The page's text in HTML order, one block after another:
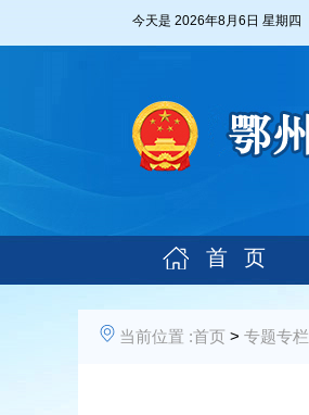
今天是 2026年8月6日 星期四
首 页
当前位置 :首页 > 专题专栏